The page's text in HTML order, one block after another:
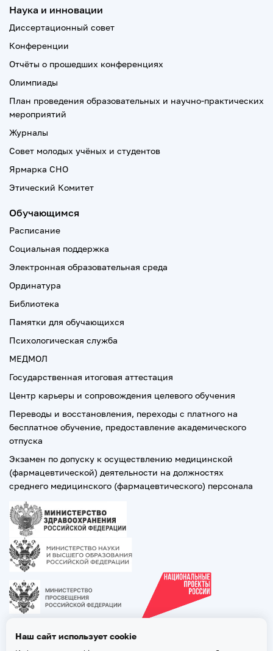
Наука и инновации
Диссертационный совет
Конференции
Отчёты о прошедших конференциях
Олимпиады
План проведения образовательных и научно-практических
мероприятий
Журналы
Совет молодых учёных и студентов
Ярмарка СНО
Этический Комитет
Обучающимся
Расписание
Социальная поддержка
Электронная образовательная среда
Ординатура
Библиотека
Памятки для обучающихся
Психологическая служба
МЕДМОЛ
Государственная итоговая аттестация
Центр карьеры и сопровождения целевого обучения
Переводы и восстановления, переходы с платного на
бесплатное обучение, предоставление академического
отпуска
Экзамен по допуску к осуществлению медицинской
(фармацевтической) деятельности на должностях
среднего медицинского (фармацевтического) персонала
Наш сайт использует cookie